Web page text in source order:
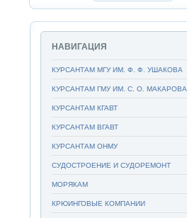
НАВИГАЦИЯ
КУРСАНТАМ МГУ ИМ. Ф. Ф. УШАКОВА
КУРСАНТАМ ГМУ ИМ. С. О. МАКАРОВА
КУРСАНТАМ КГАВТ
КУРСАНТАМ ВГАВТ
КУРСАНТАМ ОНМУ
СУДОСТРОЕНИЕ И СУДОРЕМОНТ
МОРЯКАМ
КРЮИНГОВЫЕ КОМПАНИИ